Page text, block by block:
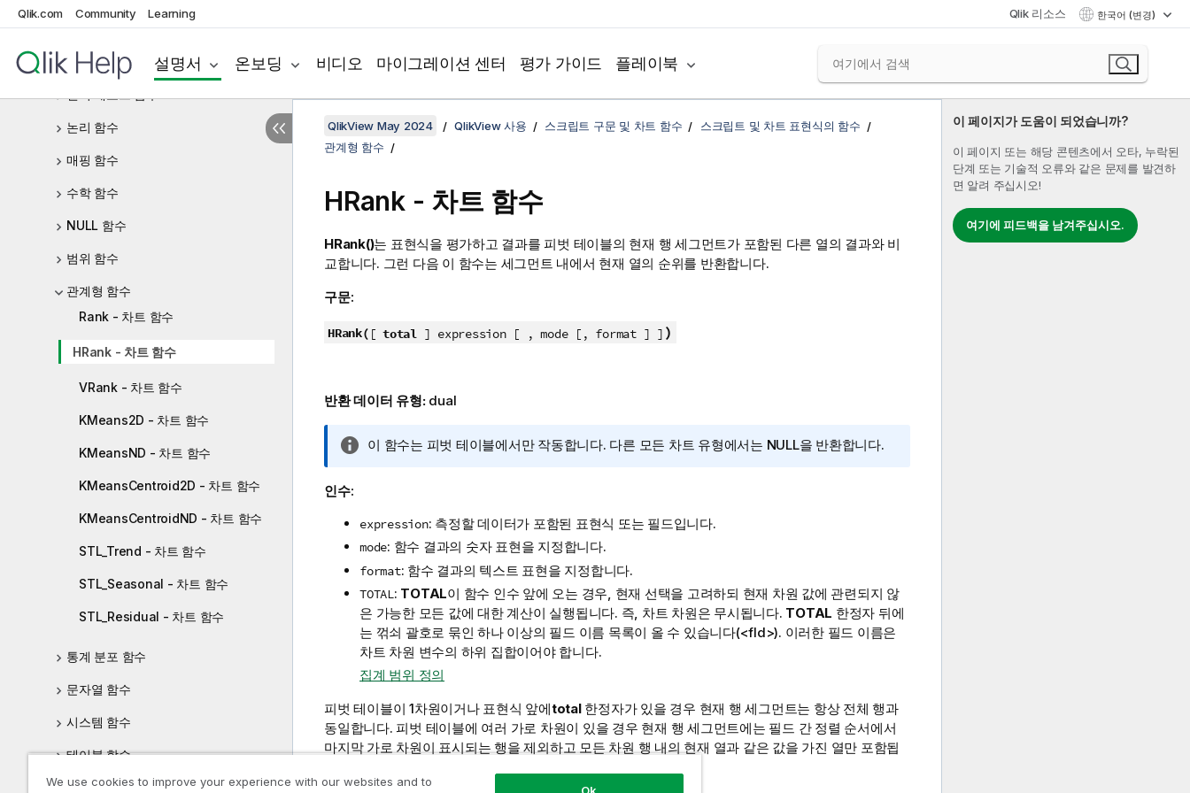
Qlik.com Community Learning Qlik 리소스 한국어 (변경)
설명서 온보딩 비디오 마이그레이션 센터 평가 가이드 플레이북
일반 숫자 함수
해석 함수
논리 함수
매핑 함수
수학 함수
NULL 함수
범위 함수
관계형 함수
Rank - 차트 함수
HRank - 차트 함수
VRank - 차트 함수
KMeans2D - 차트 함수
KMeansND - 차트 함수
KMeansCentroid2D - 차트 함수
KMeansCentroidND - 차트 함수
STL_Trend - 차트 함수
STL_Seasonal - 차트 함수
STL_Residual - 차트 함수
통계 분포 함수
문자열 함수
시스템 함수
테이블 함수
삼각법 및 쌍곡선 함수
이 페이지가 도움이 되었습니까?
이 페이지 또는 해당 콘텐츠에서 오타, 누락된
단계 또는 기술적 오류와 같은 문제를 발견하
면 알려 주십시오!
여기에 피드백을 남겨주십시오.
QlikView May 2024 QlikView 사용 스크립트 구문 및 차트 함수
스크립트 및 차트 표현식의 함수
관계형 함수
HRank - 차트 함수
HRank()는 표현식을 평가하고 결과를 피벗 테이블의 현재 행 세그먼트가 포함된 다른 열의 결과와 비
교합니다. 그런 다음 이 함수는 세그먼트 내에서 현재 열의 순위를 반환합니다.
구문:
HRank( [ total] expression [ , mode [, format ] ] )
반환 데이터 유형: dual
정
이 함수는 피벗 테이블에서만 작동합니다. 다른 모든 차트 유형에서는 NULL을 반환합니다.
인수:
expression: 측정할 데이터가 포함된 표현식 또는 필드입니다.
mode: 함수 결과의 숫자 표현을 지정합니다.
format: 함수 결과의 텍스트 표현을 지정합니다.
TOTAL: TOTAL이 함수 인수 앞에 오는 경우, 현재 선택을 고려하되 현재 차원 값에 관련되지 않
은 가능한 모든 값에 대한 계산이 실행됩니다. 즉, 차트 차원은 무시됩니다. TOTAL 한정자 뒤에
는 꺾쇠 괄호로 묶인 하나 이상의 필드 이름 목록이 올 수 있습니다(<fld>). 이러한 필드 이름은
차트 차원 변수의 하위 집합이어야 합니다.
집계 범위 정의
피벗 테이블이 1차원이거나 표현식 앞에total한정자가 있을 경우 현재 행 세그먼트는 항상 전체 행과
동일합니다. 피벗 테이블에 여러 가로 차원이 있을 경우 현재 행 세그먼트에는 필드 간 정렬 순서에서
마지막 가로 차원이 표시되는 행을 제외하고 모든 차원 행 내의 현재 열과 같은 값을 가진 열만 포함됩
We use cookies to improve your experience with our websites and to